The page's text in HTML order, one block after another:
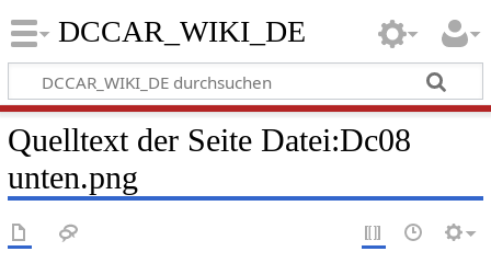
DCCAR_WIKI_DE
Quelltext der Seite Datei:Dc08
unten.png